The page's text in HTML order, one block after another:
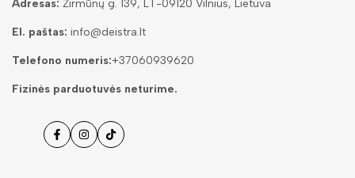
Adresas: Žirmūnų g. 139, LT-09120 Vilnius, Lietuva
El. paštas: info@deistra.lt
Telefono numeris:+37060939620
Fizinės parduotuvės neturime.
FacebookInstagramas
Tiktok